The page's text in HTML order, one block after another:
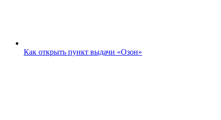
Как открыть пункт выдачи «Озон»